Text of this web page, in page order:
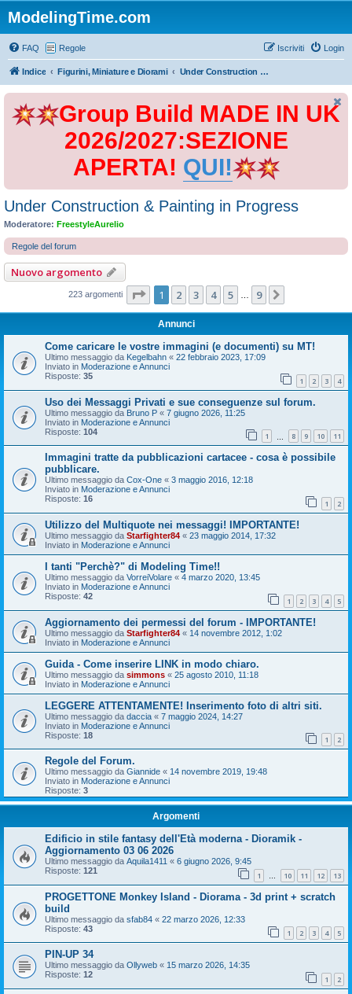
ModelingTime.com
FAQ Regole Login
Iscriviti
Indice Figurini, Miniature e Diorami Under Construction & Painting in Progress
Group Build MADE IN UK
2026/2027:SEZIONE
APERTA! QUI!
Under Construction & Painting in Progress
Moderatore: FreestyleAurelio
Regole del forum
Nuovo argomento
223 argomenti Pagina di
1 2 3 4 5 9
Annunci
Come caricare le vostre immagini (e documenti) su MT!
Ultimo messaggio da Kegelbahn « 22 febbraio 2023, 17:09
Inviato in Moderazione e Annunci
Risposte: 35 1 2 3 4
Uso dei Messaggi Privati e sue conseguenze sul forum.
Ultimo messaggio da Bruno P « 7 giugno 2026, 11:25
Inviato in Moderazione e Annunci
Risposte: 104 1 8 9 10 11
Immagini tratte da pubblicazioni cartacee - cosa è possibile
pubblicare.
Ultimo messaggio da Cox-One « 3 maggio 2016, 12:18
Inviato in Moderazione e Annunci
Risposte: 16 1 2
Utilizzo del Multiquote nei messaggi! IMPORTANTE!
Ultimo messaggio da Starfighter84 « 23 maggio 2014, 17:32
Inviato in Moderazione e Annunci
I tanti "Perchè?" di Modeling Time!!
Ultimo messaggio da VorreiVolare « 4 marzo 2020, 13:45
Inviato in Moderazione e Annunci
Risposte: 42 1 2 3 4 5
Aggiornamento dei permessi del forum - IMPORTANTE!
Ultimo messaggio da Starfighter84 « 14 novembre 2012, 1:02
Inviato in Moderazione e Annunci
Guida - Come inserire LINK in modo chiaro.
Ultimo messaggio da simmons « 25 agosto 2010, 11:18
Inviato in Moderazione e Annunci
LEGGERE ATTENTAMENTE! Inserimento foto di altri siti.
Ultimo messaggio da daccia « 7 maggio 2024, 14:27
Inviato in Moderazione e Annunci
Risposte: 18 1 2
Regole del Forum.
Ultimo messaggio da Giannide « 14 novembre 2019, 19:48
Inviato in Moderazione e Annunci
Risposte: 3
Argomenti
Edificio in stile fantasy dell'Età moderna - Dioramik -
Aggiornamento 03 06 2026
Ultimo messaggio da Aquila1411 « 6 giugno 2026, 9:45
Risposte: 121 1 … 10 11 12 13
PROGETTONE Monkey Island - Diorama - 3d print + scratch
build
Ultimo messaggio da sfab84 « 22 marzo 2026, 12:33
Risposte: 43 1 2 3 4 5
PIN-UP 34
Ultimo messaggio da Ollyweb « 15 marzo 2026, 14:35
Risposte: 12 1 2